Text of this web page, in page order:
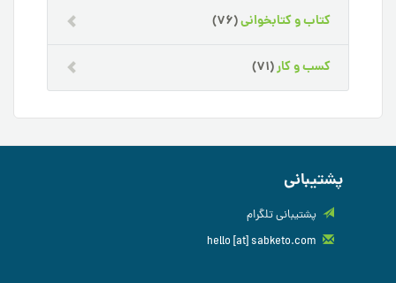
کتاب و کتابخوانی(76)
کسب و کار(71)
پشتیبانی
پشتیبانی تلگرام